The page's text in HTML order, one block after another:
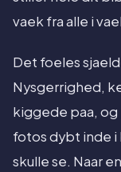
vaek fra alle i
Det foeles
Nysgerrighed,
kiggede paa, og
fotos dybt inde i
skulle se. Naar